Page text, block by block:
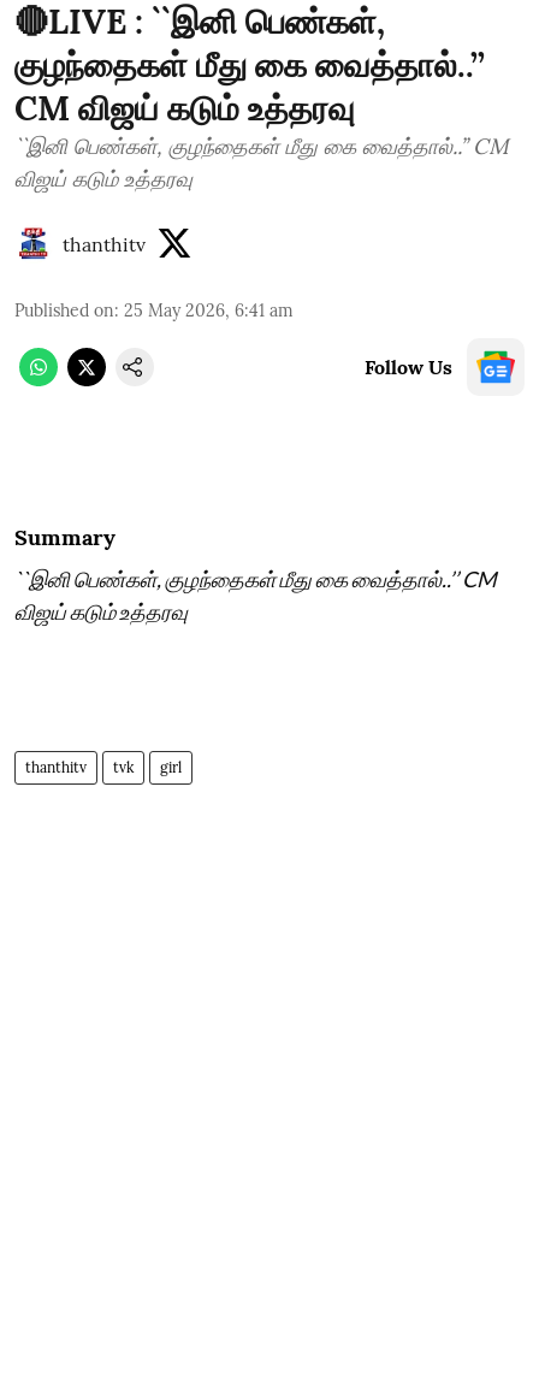
🔴LIVE : ``இனி பெண்கள்,
குழந்தைகள் மீது கை வைத்தால்..’’
CM விஜய் கடும் உத்தரவு
``இனி பெண்கள், குழந்தைகள் மீது கை வைத்தால்..’’ CM
விஜய் கடும் உத்தரவு
thanthitv
Published on: 25 May 2026, 6:41 am
Follow Us
Summary
``இனி பெண்கள், குழந்தைகள் மீது கை வைத்தால்..’’ CM
விஜய் கடும் உத்தரவு
thanthitv tvk girl